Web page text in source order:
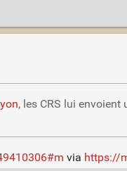
, les CRS lui
via https://